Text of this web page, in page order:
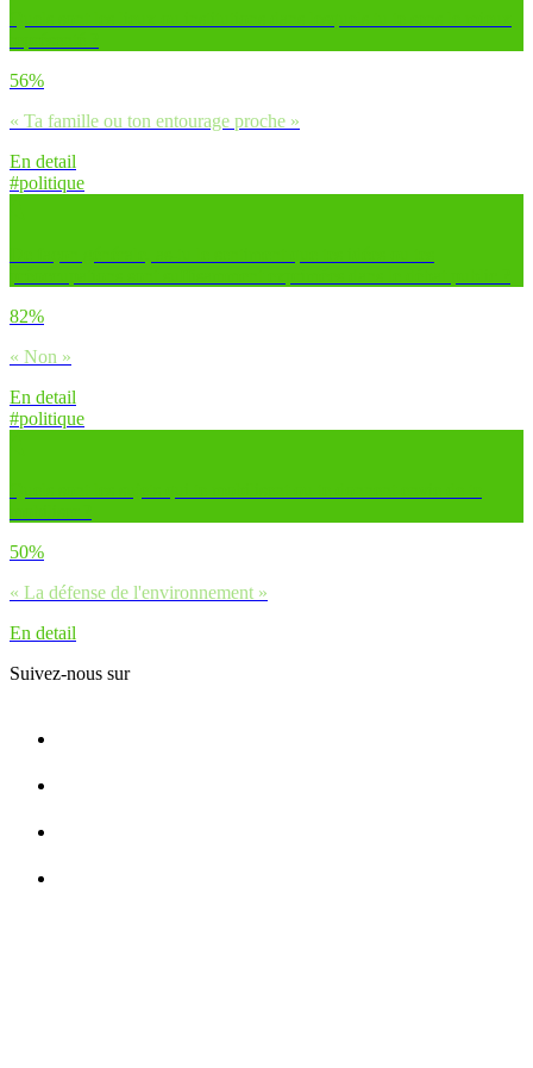
56%
« Ta famille ou ton entourage proche »
En detail
#politique
82%
« Non »
En detail
#politique
50%
« La défense de l'environnement »
En detail
Suivez-nous sur